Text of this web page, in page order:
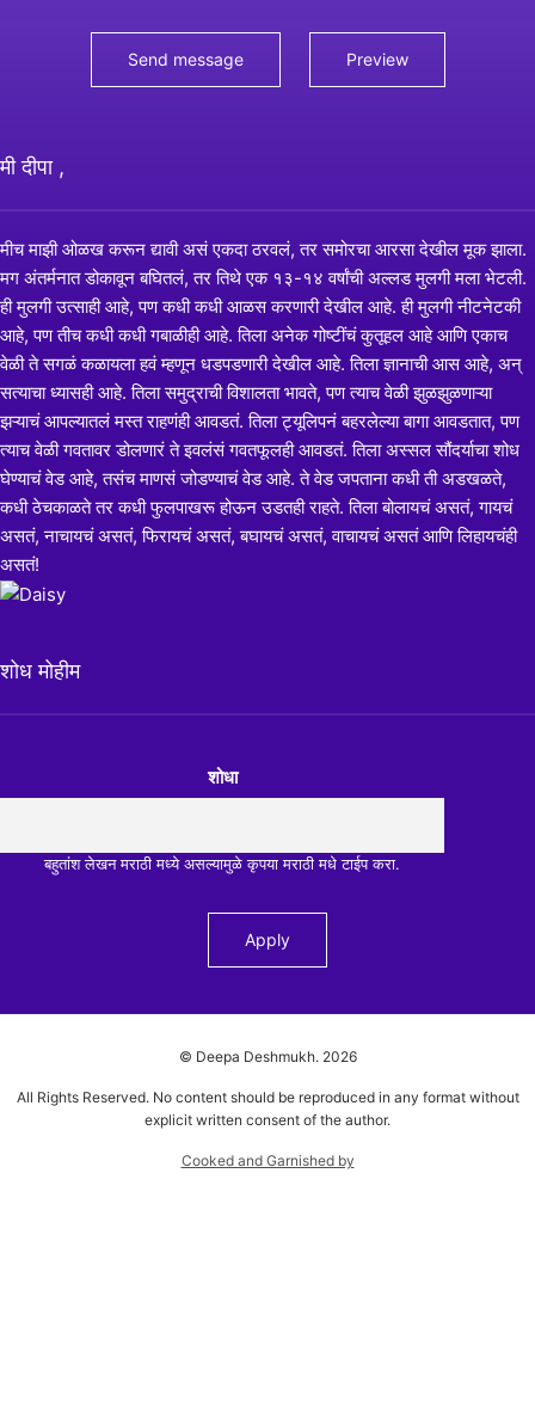
मी दीपा ,
मीच माझी ओळख करून द्यावी असं एकदा ठरवलं, तर समोरचा आरसा देखील मूक झाला.
मग अंतर्मनात डोकावून बघितलं, तर तिथे एक १३-१४ वर्षांची अल्लड मुलगी मला भेटली.
ही मुलगी उत्साही आहे, पण कधी कधी आळस करणारी देखील आहे. ही मुलगी नीटनेटकी
आहे, पण तीच कधी कधी गबाळीही आहे. तिला अनेक गोष्टींचं कुतूहल आहे आणि एकाच
वेळी ते सगळं कळायला हवं म्हणून धडपडणारी देखील आहे. तिला ज्ञानाची आस आहे, अन्
सत्याचा ध्यासही आहे. तिला समुद्राची विशालता भावते, पण त्याच वेळी झुळझुळणाऱ्या
झऱ्याचं आपल्यातलं मस्त राहणंही आवडतं. तिला ट्यूलिपनं बहरलेल्या बागा आवडतात, पण
त्याच वेळी गवतावर डोलणारं ते इवलंसं गवतफूलही आवडतं. तिला अस्सल सौंदर्याचा शोध
घेण्याचं वेड आहे, तसंच माणसं जोडण्याचं वेड आहे. ते वेड जपताना कधी ती अडखळते,
कधी ठेचकाळते तर कधी फुलपाखरू होऊन उडतही राहते. तिला बोलायचं असतं, गायचं
असतं, नाचायचं असतं, फिरायचं असतं, बघायचं असतं, वाचायचं असतं आणि लिहायचंही
असतं!
शोध मोहीम
शोधा
बहुतांश लेखन मराठी मध्ये असल्यामुळे कृपया मराठी मधे टाईप करा.
© Deepa Deshmukh. 2026
All Rights Reserved. No content should be reproduced in any format without
explicit written consent of the author.
Cooked and Garnished by